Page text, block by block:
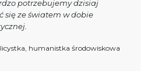
potrzebujemy dzisiaj
się ze światem w dobie
humanistka środowiskowa